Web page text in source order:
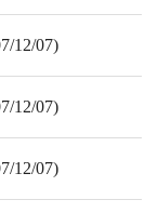
12/07)
12/07)
12/07)